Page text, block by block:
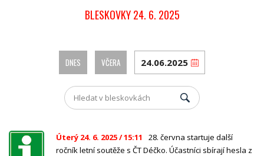
BLESKOVKY 24. 6. 2025
DNES VČERA
Úterý 24. 6. 2025 / 15:11
28. června startuje další
ročník letní soutěže s ČT Déčko. Účastníci sbírají hesla z